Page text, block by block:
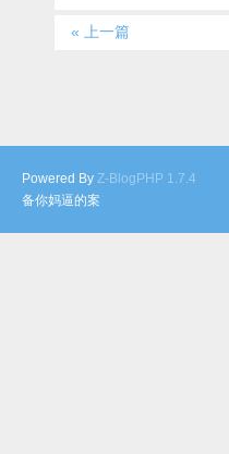
« 上一篇
Powered By Z-BlogPHP 1.7.4
备你妈逼的案